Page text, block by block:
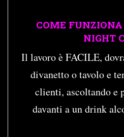
COME
NIGHT
Il lavoro è FACILE,
divanetto o tavolo e
clienti, ascoltando e
davanti a un drink